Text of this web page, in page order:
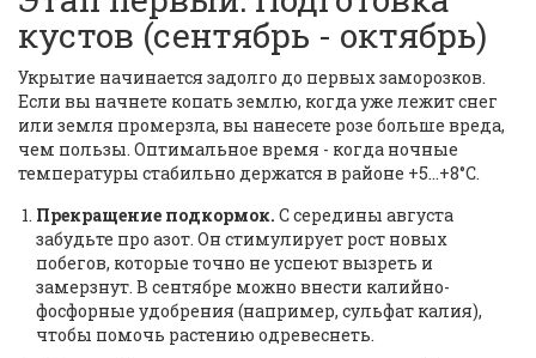
кустов (сентябрь - октябрь)
Укрытие начинается задолго до первых заморозков.
Если вы начнете копать землю, когда уже лежит снег
или земля промерзла, вы нанесете розе больше вреда,
чем пользы. Оптимальное время - когда ночные
температуры стабильно держатся в районе +5...+8°C.
Прекращение подкормок. С середины августа
забудьте про азот. Он стимулирует рост новых
побегов, которые точно не успеют вызреть и
замерзнут. В сентябре можно внести калийно-
фосфорные удобрения (например, сульфат калия),
чтобы помочь растению одревеснеть.